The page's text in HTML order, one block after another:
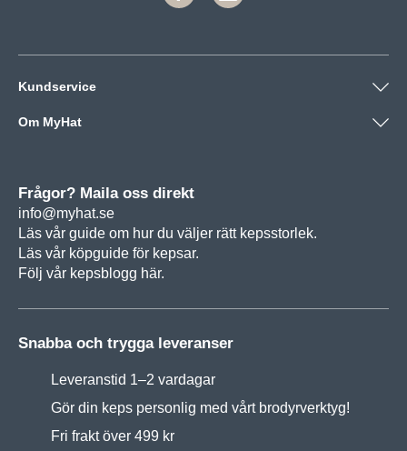
Kundservice
Om MyHat
Frågor? Maila oss direkt
info@myhat.se
Läs vår guide om hur du väljer rätt kepsstorlek.
Läs vår köpguide för kepsar.
Följ vår kepsblogg här.
Snabba och trygga leveranser
Leveranstid 1–2 vardagar
Gör din keps personlig med vårt brodyrverktyg!
Fri frakt över 499 kr